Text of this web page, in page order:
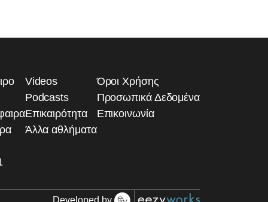
Videos
Podcasts
Επικαιρότητα
Άλλα αθλήματα
Όροι Χρήσης
Προσωπικά Δεδομένα
Επικοινωνία
Developed by